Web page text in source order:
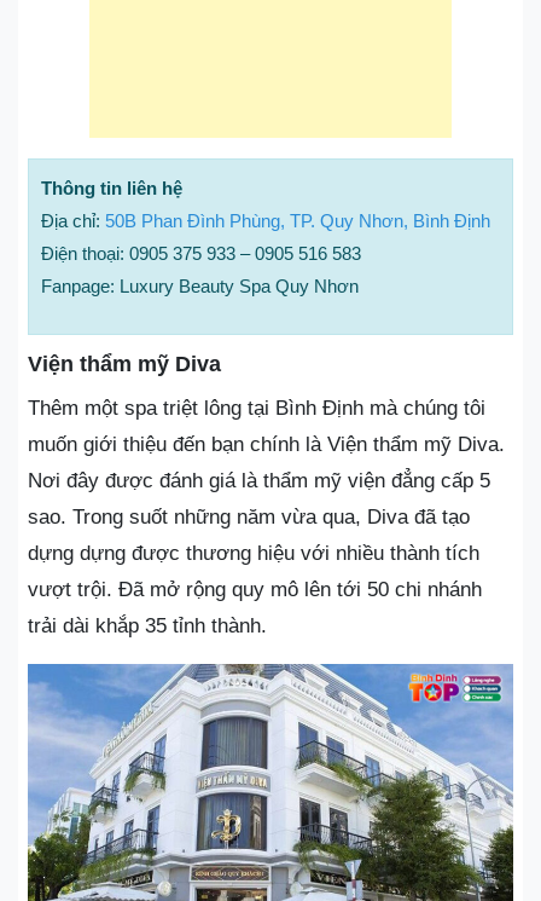
Thông tin liên hệ
Địa chỉ: 50B Phan Đình Phùng, TP. Quy Nhơn, Bình Định
Điện thoại: 0905 375 933 – 0905 516 583
Fanpage: Luxury Beauty Spa Quy Nhơn
Viện thẩm mỹ Diva
Thêm một spa triệt lông tại Bình Định mà chúng tôi
muốn giới thiệu đến bạn chính là Viện thẩm mỹ Diva.
Nơi đây được đánh giá là thẩm mỹ viện đẳng cấp 5
sao. Trong suốt những năm vừa qua, Diva đã tạo
dựng dựng được thương hiệu với nhiều thành tích
vượt trội. Đã mở rộng quy mô lên tới 50 chi nhánh
trải dài khắp 35 tỉnh thành.